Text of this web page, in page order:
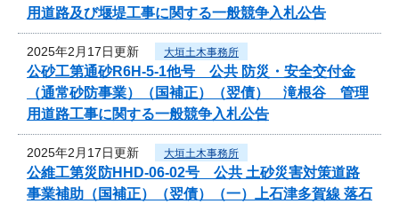
用道路及び堰堤工事に関する一般競争入札公告
2025年2月17日更新 大垣土木事務所
公砂工第通砂R6H-5-1他号 公共 防災・安全交付金
（通常砂防事業）（国補正）（翌債） 滝根谷 管理
用道路工事に関する一般競争入札公告
2025年2月17日更新 大垣土木事務所
公維工第災防HHD-06-02号 公共 土砂災害対策道路
事業補助（国補正）（翌債）（一）上石津多賀線 落石